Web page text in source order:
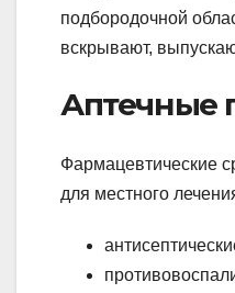
подбородочной
вскрывают,
Аптечные
Фармацевтические
для местного